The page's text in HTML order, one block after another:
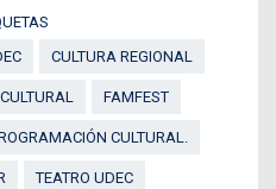
CULTURA REGIONAL
FAMFEST
CULTURAL.
TEATRO UDEC